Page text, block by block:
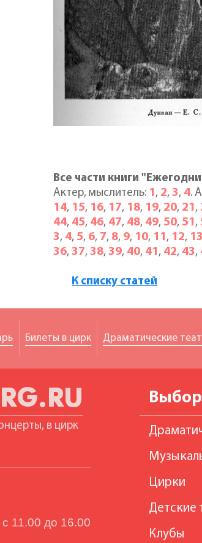
Все части книги
Актер, мыслитель: 1 , 2,3, 4.
14, 15, 16, 17, 18, 19, 20, 21 ,
44, 45, 46, 47, 48, 49, 50, 51 ,
3, 4, 5, 6, 7, 8, 9, 10, 11 , 12, 13
36,37,38,39, 40, 41 , 42, 43,
К списку статей
Билеты в цирк Драматические
в цирк
11.00 до 16.00
Выбор
Цирки
Детские
Клубы